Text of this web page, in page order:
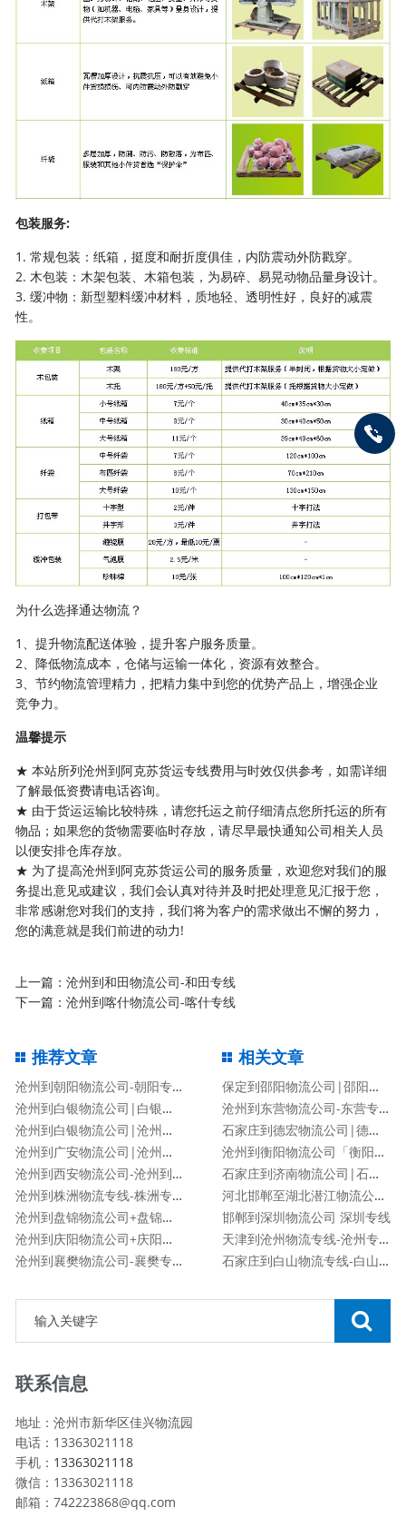
包装服务:
1. 常规包装：纸箱，挺度和耐折度俱佳，内防震动外防戳穿。
2. 木包装：木架包装、木箱包装，为易碎、易晃动物品量身设计。
3. 缓冲物：新型塑料缓冲材料，质地轻、透明性好，良好的减震
性。
为什么选择通达物流？
1、提升物流配送体验，提升客户服务质量。
2、降低物流成本，仓储与运输一体化，资源有效整合。
3、节约物流管理精力，把精力集中到您的优势产品上，增强企业
竞争力。
温馨提示
★ 本站所列沧州到阿克苏货运专线费用与时效仅供参考，如需详细
了解最低资费请电话咨询。
★ 由于货运运输比较特殊，请您托运之前仔细清点您所托运的所有
物品；如果您的货物需要临时存放，请尽早最快通知公司相关人员
以便安排仓库存放。
★ 为了提高沧州到阿克苏货运公司的服务质量，欢迎您对我们的服
务提出意见或建议，我们会认真对待并及时把处理意见汇报于您，
非常感谢您对我们的支持，我们将为客户的需求做出不懈的努力，
您的满意就是我们前进的动力!
上一篇：沧州到和田物流公司-和田专线
下一篇：沧州到喀什物流公司-喀什专线
推荐文章
沧州到朝阳物流公司-朝阳专线
沧州到白银物流公司|白银专线
沧州到白银物流公司|沧州到白银货运专线
沧州到广安物流公司|沧州到广安货运专线
沧州到西安物流公司-沧州到西安货运专线
沧州到株洲物流专线-株洲专线
沧州到盘锦物流公司+盘锦专线
沧州到庆阳物流公司+庆阳专线
沧州到襄樊物流公司-襄樊专线
相关文章
保定到邵阳物流公司|邵阳专线
沧州到东营物流公司-东营专线
石家庄到德宏物流公司|德宏专线
沧州到衡阳物流公司「衡阳专线」
石家庄到济南物流公司|石家庄到济南货运专线
河北邯郸至湖北潜江物流公司|河北邯郸至湖北潜江货运专线
邯郸到深圳物流公司 深圳专线
天津到沧州物流专线-沧州专线
石家庄到白山物流专线-白山专线
联系信息
地址：沧州市新华区佳兴物流园
电话：13363021118
手机： 13363021118
微信：13363021118
邮箱：742223868@qq.com